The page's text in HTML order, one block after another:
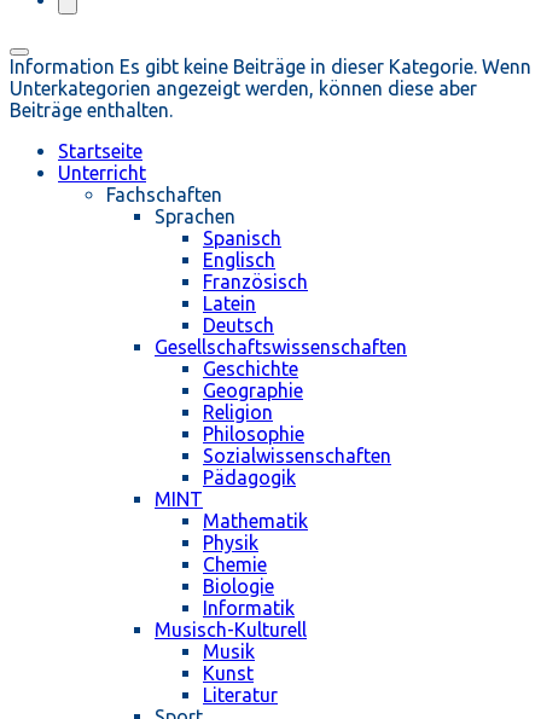
Information Es gibt keine Beiträge in dieser Kategorie. Wenn
Unterkategorien angezeigt werden, können diese aber
Beiträge enthalten.
Startseite
Unterricht
Fachschaften
Sprachen
Spanisch
Englisch
Französisch
Latein
Deutsch
Gesellschaftswissenschaften
Geschichte
Geographie
Religion
Philosophie
Sozialwissenschaften
Pädagogik
MINT
Mathematik
Physik
Chemie
Biologie
Informatik
Musisch-Kulturell
Musik
Kunst
Literatur